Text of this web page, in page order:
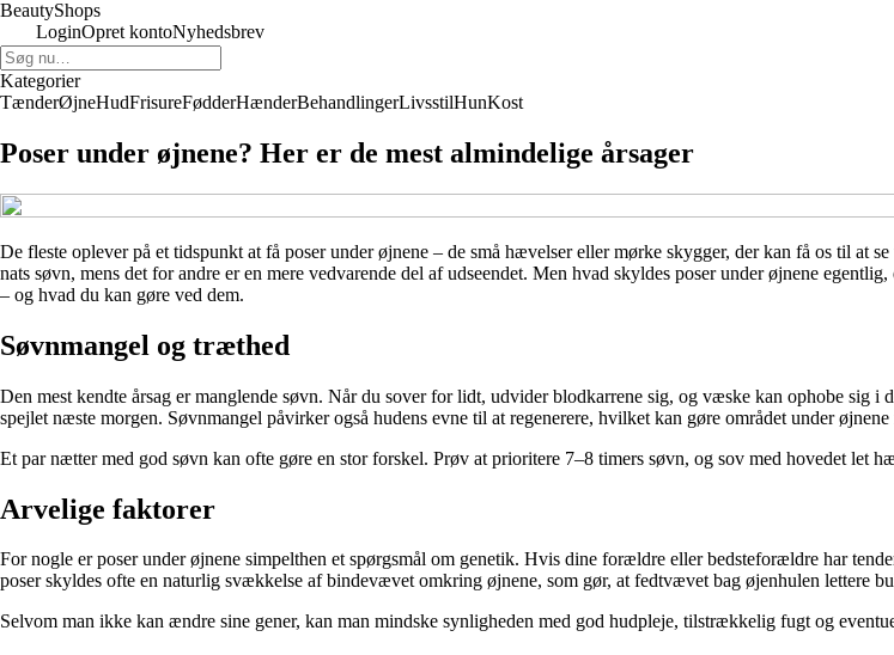
BeautyShops
LoginOpret kontoNyhedsbrev
Kategorier
TænderØjneHudFrisureFødderHænderBehandlingerLivsstilHunKost
Poser under øjnene? Her er de mest almindelige årsager
De fleste oplever på et tidspunkt at få poser under øjnene – de små hævelser eller mørke skygger, der kan få os til
nats søvn, mens det for andre er en mere vedvarende del af udseendet. Men hvad skyldes poser under øjnene
– og hvad du kan gøre ved dem.
Søvnmangel og træthed
Den mest kendte årsag er manglende søvn. Når du sover for lidt, udvider blodkarrene sig, og væske kan ophobe
spejlet næste morgen. Søvnmangel påvirker også hudens evne til at regenerere, hvilket kan gøre området under
Et par nætter med god søvn kan ofte gøre en stor forskel. Prøv at prioritere 7–8 timers søvn, og sov med hovedet let
Arvelige faktorer
For nogle er poser under øjnene simpelthen et spørgsmål om genetik. Hvis dine forældre eller bedsteforældre har
poser skyldes ofte en naturlig svækkelse af bindevævet omkring øjnene, som gør, at fedtvævet bag øjenhulen lettere
Selvom man ikke kan ændre sine gener, kan man mindske synligheden med god hudpleje, tilstrækkelig fugt og